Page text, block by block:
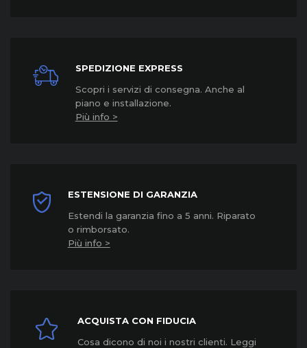
SPEDIZIONE EXPRESS
Scopri i servizi di consegna. Anche al
piano e installazione.
Più info >
ESTENSIONE DI GARANZIA
Estendi la garanzia fino a 5 anni. Riparato
o rimborsato.
Più info >
ACQUISTA CON FIDUCIA
Cosa dicono di noi i nostri clienti. Leggi